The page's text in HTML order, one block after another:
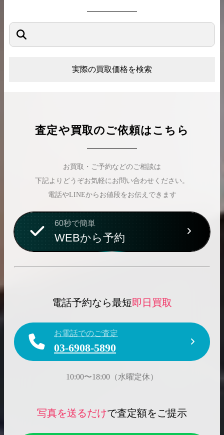
実際の買取価格を検索
査定や買取のご依頼はこちら
お買取・ご予約などのご相談は
下記よりどうぞお気軽にお問い合わせください。
電話やLINEからお値段をお伝えできます
60秒で簡単
WEBから予約
電話予約なら最短即日買取
お電話でのご査定
03-6908-5890
10:00〜18:00（水曜定休）
写真を送るだけで査定額をご提示